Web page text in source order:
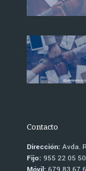
Contacto
Dirección: Avda.
Fijo: 955 22 05 50